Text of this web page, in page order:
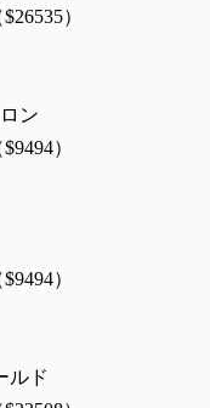
）
ン
）
）
ルド